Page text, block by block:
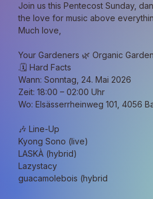
Join us this Pentecost Sunday,
the love for music above
Much love,
Your Gardeners 🌿 Organic
.🗓️ Hard Facts
Wann: Sonntag, 24. Mai 2026
Zeit: 18:00 – 02:00 Uhr
Wo: Elsässerrheinweg 101, 4056
🎶 Line-Up
Kyong Sono (live)
LASKÀ (hybrid)
Lazystacy
guacamolebois (hybrid